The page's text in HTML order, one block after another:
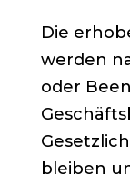
Die
werden
oder
bleiben